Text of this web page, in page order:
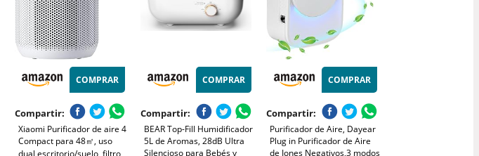
COMPRAR
Compartir:
Xiaomi Purificador de aire 4
Compact para 48㎡, uso
dual escritorio/suelo, filtro
COMPRAR
Compartir:
BEAR Top-Fill Humidificador
5L de Aromas, 28dB Ultra
Silencioso para Bebés y
COMPRAR
Compartir:
Purificador de Aire, Dayear
Plug in Purificador de Aire
de Iones Negativos,3 modos